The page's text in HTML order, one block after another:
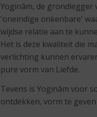
Yoginâm, de grondlegger
'oneindige onkenbare'
wijdse relatie aan te
Het is deze kwaliteit die
verlichting kunnen
pure vorm van Liefde.
Tevens is Yoginâm voor
ontdekken, vorm te